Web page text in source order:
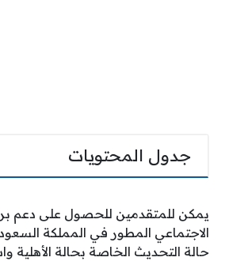
جدول المحتويات
يمكن للمتقدمين للحصول على دعم
الاجتماعي المطور في المملكة
حالة التحديث الخاصة بحالة الأهلية